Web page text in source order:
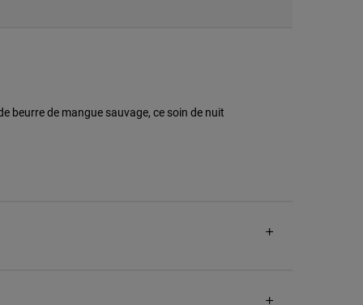
beurre de mangue sauvage, ce soin de nuit